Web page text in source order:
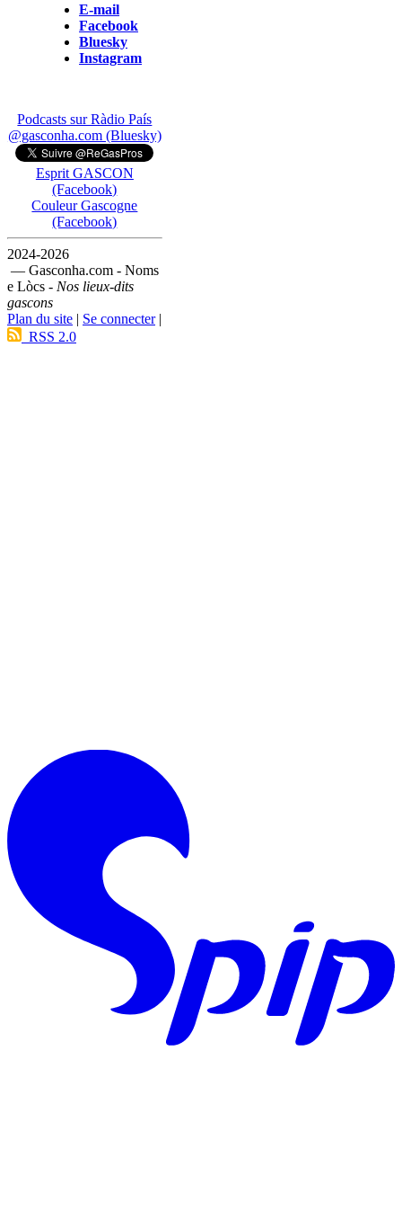
E-mail
Facebook
Bluesky
Instagram
Podcasts sur Ràdio País
@gasconha.com (Bluesky)
Esprit GASCON
(Facebook)
Couleur Gascogne
(Facebook)
2024-2026
— Gasconha.com - Noms
e Lòcs - Nos lieux-dits
gascons
Plan du site | Se connecter|
RSS 2.0